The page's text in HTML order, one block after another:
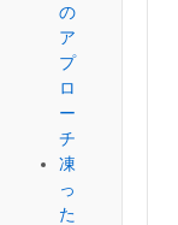
の
ア
プ
ロ
ー
チ
凍
っ
た